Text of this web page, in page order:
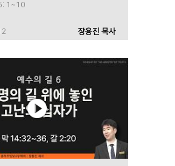
1~10
장용진 목사